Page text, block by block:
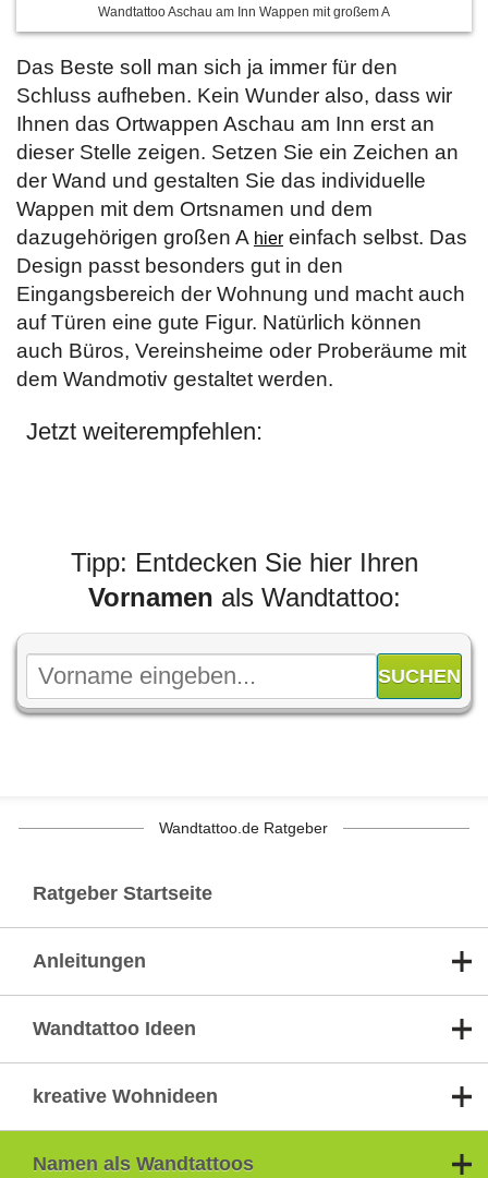
Wandtattoo Aschau am Inn Wappen mit großem A
Das Beste soll man sich ja immer für den
Schluss aufheben. Kein Wunder also, dass wir
Ihnen das Ortwappen Aschau am Inn erst an
dieser Stelle zeigen. Setzen Sie ein Zeichen an
der Wand und gestalten Sie das individuelle
Wappen mit dem Ortsnamen und dem
dazugehörigen großen A hier einfach selbst. Das
Design passt besonders gut in den
Eingangsbereich der Wohnung und macht auch
auf Türen eine gute Figur. Natürlich können
auch Büros, Vereinsheime oder Proberäume mit
dem Wandmotiv gestaltet werden.
Jetzt weiterempfehlen:
Tipp: Entdecken Sie hier Ihren
Vornamen als Wandtattoo:
Wandtattoo.de Ratgeber
Ratgeber Startseite
Anleitungen
Wandtattoo Ideen
kreative Wohnideen
Namen als Wandtattoos